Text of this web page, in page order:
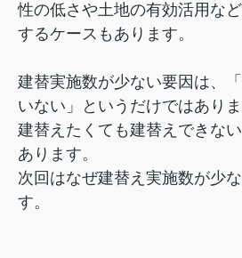
性の低さや土地の有効活用な
するケースもあります。
建替実施数が少ない要因は、
いない」というだけではありま
建替えたくても建替えできな
あります。
次回はなぜ建替え実施数が少
す。